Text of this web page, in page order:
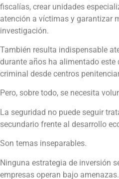
fiscalías, crear unidades
atención a víctimas y garantizar
investigación.
También resulta indispensable
durante años ha alimentado este
criminal desde centros
Pero, sobre todo, se necesita
La seguridad no puede seguir
secundario frente al desarrollo
Son temas inseparables.
Ninguna estrategia de inversión
empresas operan bajo amenazas.